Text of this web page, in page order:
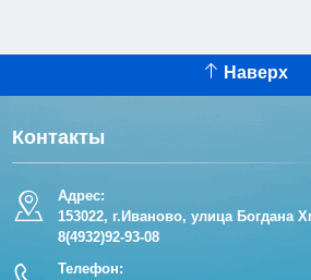
Наверх
Контакты
Адрес:
153022, г.Иваново, улица Богдана
8(4932)92-93-08
Телефон: